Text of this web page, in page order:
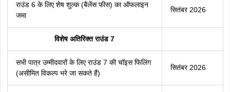
राउंड 6 के लिए शेष शुल्क (बैलेंस फीस) का ऑफलाइन
जमा
सितंबर 2026
विशेष अतिरिक्त राउंड 7
सभी पात्र उम्मीदवारों के लिए राउंड 7 की चॉइस फिलिंग
(असीमित विकल्प भरे जा सकते हैं)
सितंबर 2026